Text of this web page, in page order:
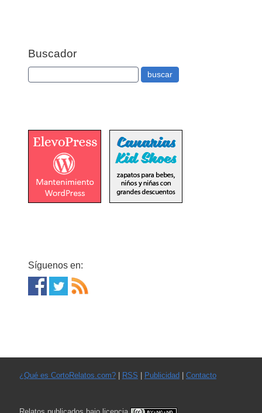
Buscador
Síguenos en:
¿Qué es CortoRelatos.com?| RSS Publicidad Contacto